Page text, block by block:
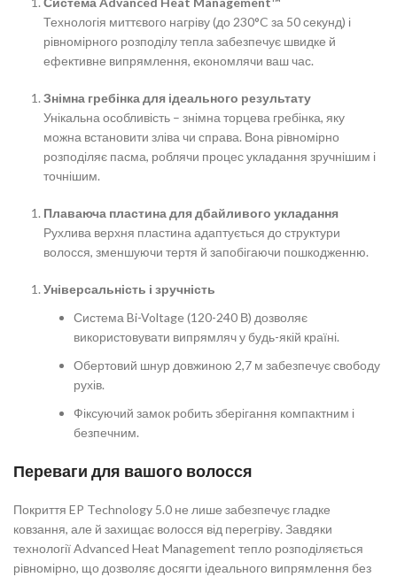
Технологія миттєвого нагріву (до 230°C за 50 секунд) і
рівномірного розподілу тепла забезпечує швидке й
ефективне випрямлення, економлячи ваш час.
Знімна гребінка для ідеального результату
Унікальна особливість – знімна торцева гребінка, яку
можна встановити зліва чи справа. Вона рівномірно
розподіляє пасма, роблячи процес укладання зручнішим і
точнішим.
Плаваюча пластина для дбайливого укладання
Рухлива верхня пластина адаптується до структури
волосся, зменшуючи тертя й запобігаючи пошкодженню.
Універсальність і зручність
Система Bi-Voltage (120-240 В) дозволяє
використовувати випрямляч у будь-якій країні.
Обертовий шнур довжиною 2,7 м забезпечує свободу
рухів.
Фіксуючий замок робить зберігання компактним і
безпечним.
Переваги для вашого волосся
Покриття EP Technology 5.0 не лише забезпечує гладке
ковзання, але й захищає волосся від перегріву. Завдяки
технології Advanced Heat Management тепло розподіляється
рівномірно, що дозволяє досягти ідеального випрямлення без